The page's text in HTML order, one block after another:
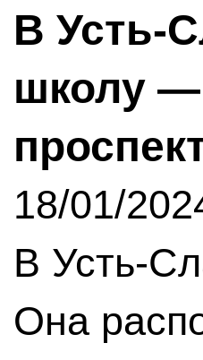
В Усть-
школу —
18/01/
В Усть-
Она